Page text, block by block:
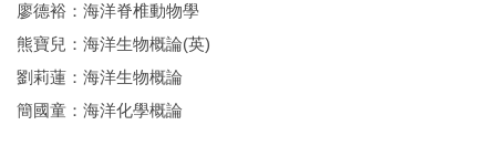
廖德裕：海洋脊椎動物學
熊寶兒：海洋生物概論(英)
劉莉蓮：海洋生物概論
簡國童：海洋化學概論